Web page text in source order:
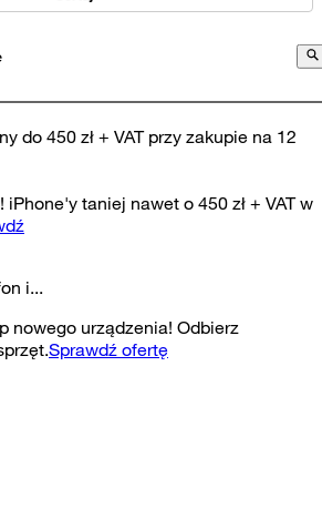
do 450 zł + VAT przy zakupie na 12
taniej nawet o 450 zł + VAT w
i...
nowego urządzenia! Odbierz
Sprawdź ofertę